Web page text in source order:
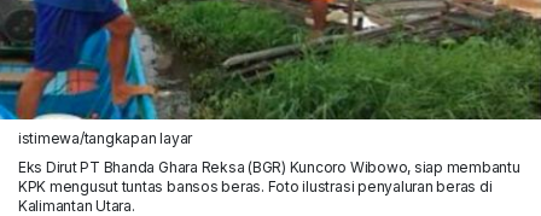
istimewa/tangkapan layar
Eks Dirut PT Bhanda Ghara Reksa (BGR) Kuncoro Wibowo, siap membantu
KPK mengusut tuntas bansos beras. Foto ilustrasi penyaluran beras di
Kalimantan Utara.